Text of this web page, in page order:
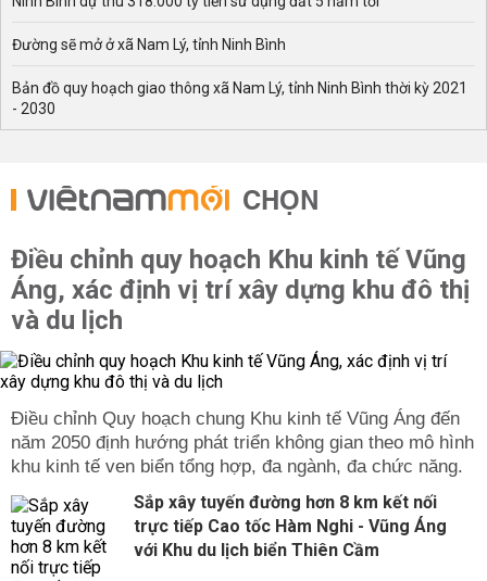
Đường sẽ mở ở xã Nam Lý, tỉnh Ninh Bình
Bản đồ quy hoạch giao thông xã Nam Lý, tỉnh Ninh Bình thời kỳ 2021
- 2030
CHỌN
Điều chỉnh quy hoạch Khu kinh tế Vũng
Áng, xác định vị trí xây dựng khu đô thị
và du lịch
Điều chỉnh Quy hoạch chung Khu kinh tế Vũng Áng đến
năm 2050 định hướng phát triển không gian theo mô hình
khu kinh tế ven biển tổng hợp, đa ngành, đa chức năng.
Sắp xây tuyến đường hơn 8 km kết nối
trực tiếp Cao tốc Hàm Nghi - Vũng Áng
với Khu du lịch biển Thiên Cầm